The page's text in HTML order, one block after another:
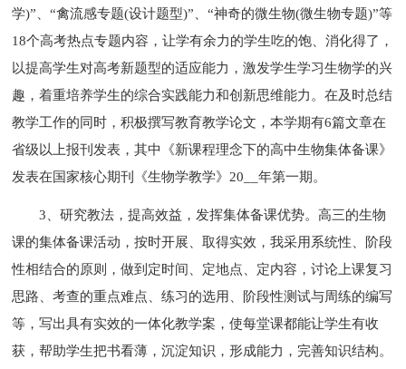
学)”、“禽流感专题(设计题型)”、“神奇的微生物(微生物专题)”等
18个高考热点专题内容，让学有余力的学生吃的饱、消化得了，
以提高学生对高考新题型的适应能力，激发学生学习生物学的兴
趣，着重培养学生的综合实践能力和创新思维能力。在及时总结
教学工作的同时，积极撰写教育教学论文，本学期有6篇文章在
省级以上报刊发表，其中《新课程理念下的高中生物集体备课》
发表在国家核心期刊《生物学教学》20__年第一期。
3、研究教法，提高效益，发挥集体备课优势。高三的生物
课的集体备课活动，按时开展、取得实效，我采用系统性、阶段
性相结合的原则，做到定时间、定地点、定内容，讨论上课复习
思路、考查的重点难点、练习的选用、阶段性测试与周练的编写
等，写出具有实效的一体化教学案，使每堂课都能让学生有收
获，帮助学生把书看薄，沉淀知识，形成能力，完善知识结构。